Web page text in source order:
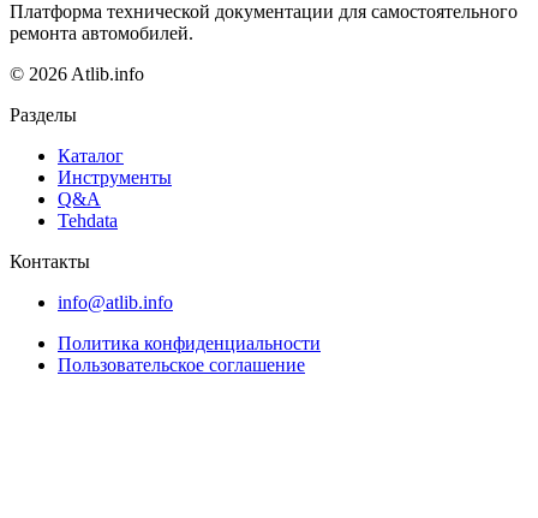
Платформа технической документации для самостоятельного
ремонта автомобилей.
© 2026 Atlib.info
Разделы
Каталог
Инструменты
Q&A
Tehdata
Контакты
info@atlib.info
Политика конфиденциальности
Пользовательское соглашение